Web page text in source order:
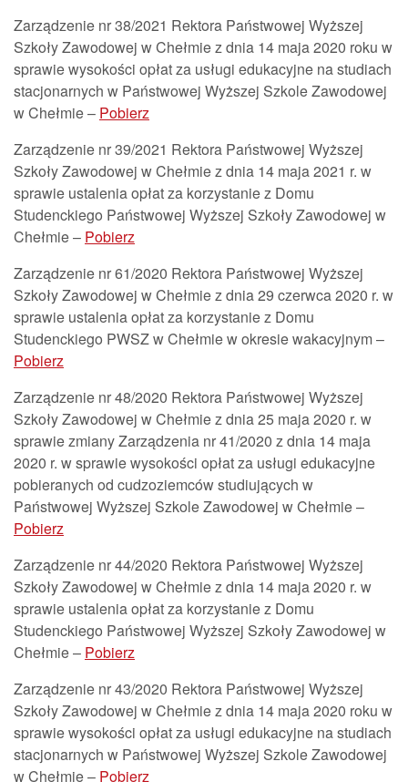
Zarządzenie nr 38/2021 Rektora Państwowej Wyższej
Szkoły Zawodowej w Chełmie z dnia 14 maja 2020 roku w
sprawie wysokości opłat za usługi edukacyjne na studiach
stacjonarnych w Państwowej Wyższej Szkole Zawodowej
w Chełmie – Pobierz
Zarządzenie nr 39/2021 Rektora Państwowej Wyższej
Szkoły Zawodowej w Chełmie z dnia 14 maja 2021 r. w
sprawie ustalenia opłat za korzystanie z Domu
Studenckiego Państwowej Wyższej Szkoły Zawodowej w
Chełmie – Pobierz
Zarządzenie nr 61/2020 Rektora Państwowej Wyższej
Szkoły Zawodowej w Chełmie z dnia 29 czerwca 2020 r. w
sprawie ustalenia opłat za korzystanie z Domu
Studenckiego PWSZ w Chełmie w okresie wakacyjnym –
Pobierz
Zarządzenie nr 48/2020 Rektora Państwowej Wyższej
Szkoły Zawodowej w Chełmie z dnia 25 maja 2020 r. w
sprawie zmiany Zarządzenia nr 41/2020 z dnia 14 maja
2020 r. w sprawie wysokości opłat za usługi edukacyjne
pobieranych od cudzoziemców studiujących w
Państwowej Wyższej Szkole Zawodowej w Chełmie –
Pobierz
Zarządzenie nr 44/2020 Rektora Państwowej Wyższej
Szkoły Zawodowej w Chełmie z dnia 14 maja 2020 r. w
sprawie ustalenia opłat za korzystanie z Domu
Studenckiego Państwowej Wyższej Szkoły Zawodowej w
Chełmie – Pobierz
Zarządzenie nr 43/2020 Rektora Państwowej Wyższej
Szkoły Zawodowej w Chełmie z dnia 14 maja 2020 roku w
sprawie wysokości opłat za usługi edukacyjne na studiach
stacjonarnych w Państwowej Wyższej Szkole Zawodowej
w Chełmie – Pobierz